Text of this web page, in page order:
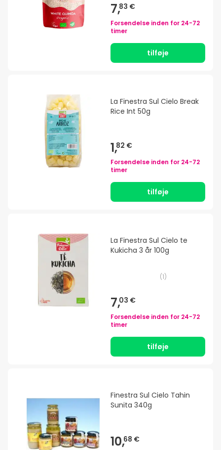
7,83 €
Forsendelse inden for 24-72
timer
tilføje
La Finestra Sul Cielo Break
Rice Int 50g
1,82 €
Forsendelse inden for 24-72
timer
tilføje
La Finestra Sul Cielo te
Kukicha 3 år 100g
(1)
7,03 €
Forsendelse inden for 24-72
timer
tilføje
Finestra Sul Cielo Tahin
Sunita 340g
10,68 €